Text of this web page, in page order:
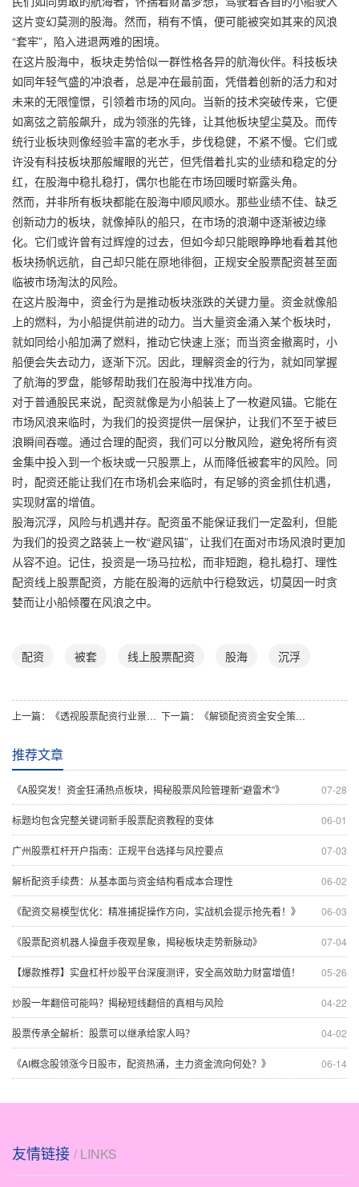
这片变幻莫测的股海。然而，稍有不慎，便可能被突如其来的风浪
“套牢”，陷入进退两难的困境。
在这片股海中，板块走势恰似一群性格各异的航海伙伴。科技板块
如同年轻气盛的冲浪者，总是冲在最前面，凭借着创新的活力和对
未来的无限憧憬，引领着市场的风向。当新的技术突破传来，它便
如离弦之箭般飙升，成为领涨的先锋，让其他板块望尘莫及。而传
统行业板块则像经验丰富的老水手，步伐稳健，不紧不慢。它们或
许没有科技板块那般耀眼的光芒，但凭借着扎实的业绩和稳定的分
红，在股海中稳扎稳打，偶尔也能在市场回暖时崭露头角。
然而，并非所有板块都能在股海中顺风顺水。那些业绩不佳、缺乏
创新动力的板块，就像掉队的船只，在市场的浪潮中逐渐被边缘
化。它们或许曾有过辉煌的过去，但如今却只能眼睁睁地看着其他
板块扬帆远航，自己却只能在原地徘徊， 正规安全股票配资甚至面
临被市场淘汰的风险。
在这片股海中，资金行为是推动板块涨跌的关键力量。资金就像船
上的燃料，为小船提供前进的动力。当大量资金涌入某个板块时，
就如同给小船加满了燃料，推动它快速上涨；而当资金撤离时，小
船便会失去动力，逐渐下沉。因此，理解资金的行为，就如同掌握
了航海的罗盘，能够帮助我们在股海中找准方向。
对于普通股民来说，配资就像是为小船装上了一枚避风锚。它能在
市场风浪来临时，为我们的投资提供一层保护，让我们不至于被巨
浪瞬间吞噬。通过合理的配资，我们可以分散风险，避免将所有资
金集中投入到一个板块或一只股票上，从而降低被套牢的风险。同
时，配资还能让我们在市场机会来临时，有足够的资金抓住机遇，
实现财富的增值。
股海沉浮，风险与机遇并存。配资虽不能保证我们一定盈利，但能
为我们的投资之路装上一枚“避风锚”，让我们在面对市场风浪时更加
从容不迫。记住，投资是一场马拉松，而非短跑，稳扎稳打、理性
配资线上股票配资，方能在股海的远航中行稳致远，切莫因一时贪
婪而让小船倾覆在风浪之中。
配资 被套 线上股票配资 股海 沉浮
上一篇： 《透视股票配资行业景气度，解锁实战投资决策与机会方向！》 下一篇： 《解锁配资资金安全策略：精准操作方向，把握实战机会稳盈》
推荐文章
07-28
《A股突发！资金狂涌热点板块，揭秘股票风险管理新“避雷术”》
06-01
标题均包含完整关键词新手股票配资教程的变体
07-03
广州股票杠杆开户指南：正规平台选择与风控要点
06-02
解析配资手续费：从基本面与资金结构看成本合理性
06-03
《配资交易模型优化：精准捕捉操作方向，实战机会提示抢先看！》
07-04
《股票配资机器人操盘手夜观星象，揭秘板块走势新脉动》
05-26
【爆款推荐】实盘杠杆炒股平台深度测评，安全高效助力财富增值！
04-22
炒股一年翻倍可能吗？揭秘短线翻倍的真相与风险
04-02
股票传承全解析：股票可以继承给家人吗？
06-14
《AI概念股领涨今日股市，配资热涌，主力资金流向何处？》
友情链接 / LINKS